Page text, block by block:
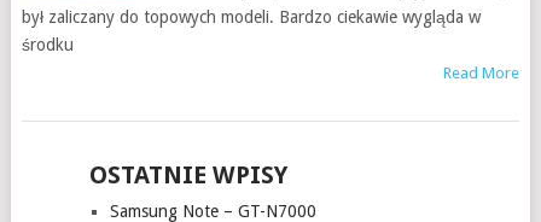
był zaliczany do topowych modeli. Bardzo ciekawie wygląda w
środku
Read More
OSTATNIE WPISY
Samsung Note – GT-N7000